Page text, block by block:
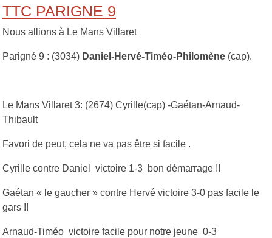
TTC PARIGNE 9
Nous allions à Le Mans Villaret
Parigné 9 : (3034) Daniel-Hervé-Timéo-Philomène (cap).
Le Mans Villaret 3: (2674) Cyrille(cap) -Gaétan-Arnaud-
Thibault
Favori de peut, cela ne va pas être si facile .
Cyrille contre Daniel victoire 1-3 bon démarrage !!
Gaétan « le gaucher » contre Hervé victoire 3-0 pas facile le
gars !!
Arnaud-Timéo victoire facile pour notre jeune 0-3